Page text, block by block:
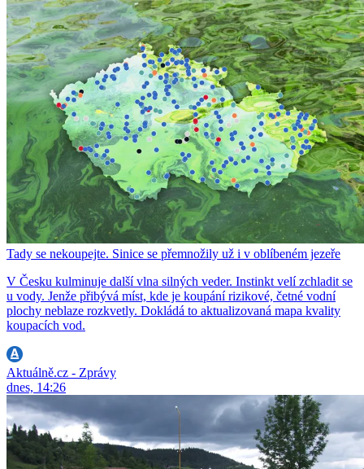
Tady se nekoupejte. Sinice se přemnožily už i v oblíbeném jezeře
V Česku kulminuje další vlna silných veder. Instinkt velí zchladit se
u vody. Jenže přibývá míst, kde je koupání rizikové, četné vodní
plochy neblaze rozkvetly. Dokládá to aktualizovaná mapa kvality
koupacích vod.
Aktuálně.cz - Zprávy
dnes, 14:26